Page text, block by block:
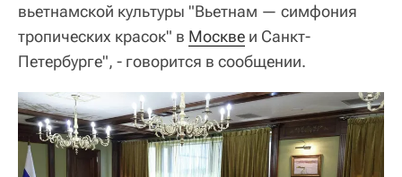
вьетнамской культуры "Вьетнам — симфония
тропических красок" в Москве и Санкт-
Петербурге", - говорится в сообщении.